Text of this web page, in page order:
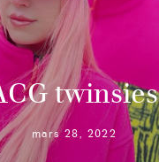
twinsies
mars 28, 2022